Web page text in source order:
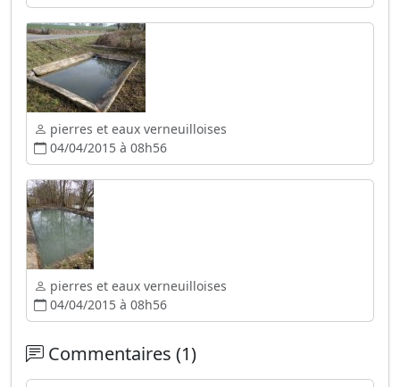
pierres et eaux verneuilloises
04/04/2015 à 08h56
pierres et eaux verneuilloises
04/04/2015 à 08h56
Commentaires (1)